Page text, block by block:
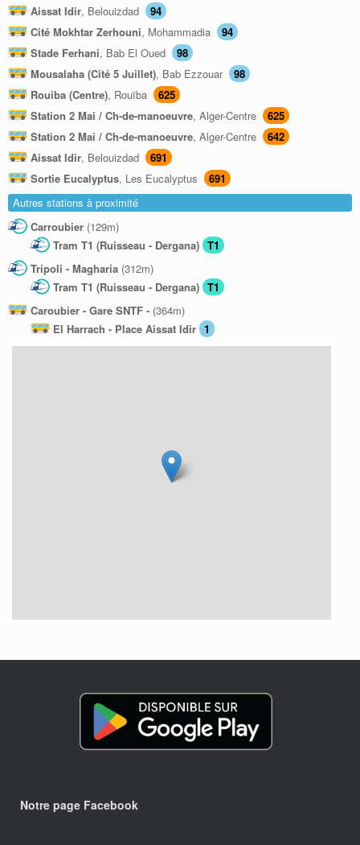
Aissat Idir, Belouizdad
94
Cité Mokhtar Zerhouni, Mohammadia
94
Stade Ferhani, Bab El Oued
98
Mousalaha (Cité 5 Juillet), Bab Ezzouar
98
Rouiba (Centre), Rouïba
625
Station 2 Mai / Ch-de-manoeuvre, Alger-Centre
625
Station 2 Mai / Ch-de-manoeuvre, Alger-Centre
642
Aissat Idir, Belouizdad
691
Sortie Eucalyptus, Les Eucalyptus
691
Autres stations à proximité
Carroubier (129m)
Tram T1 (Ruisseau - Dergana) T1
Tripoli - Magharia (312m)
Tram T1 (Ruisseau - Dergana) T1
Caroubier - Gare SNTF - (364m)
El Harrach - Place Aissat Idir 1
Notre page Facebook